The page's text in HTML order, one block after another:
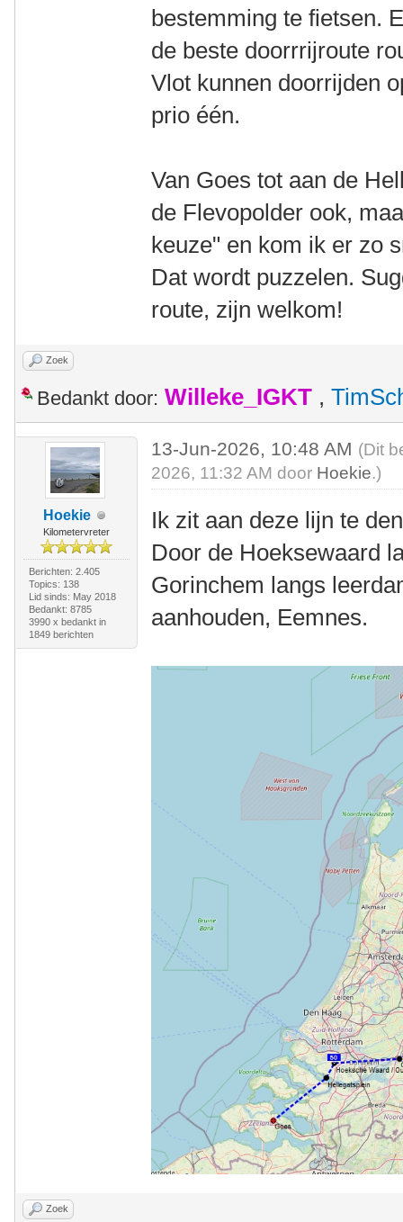
bestemming te fietsen.
de beste doorrrijroute
Vlot kunnen doorrijden
prio één.
Van Goes tot aan de
de Flevopolder ook,
keuze" en kom ik er zo
Dat wordt puzzelen.
route, zijn welkom!
Zoek
Bedankt door: Willeke_IGKT ,
Hoekie
Kilometervreter
Berichten: 2.405
Topics: 138
Lid sinds: May 2018
Bedankt: 8785
3990 x bedankt in
1849 berichten
13-Jun-2026, 10:48 AM (Dit
2026, 11:32 AM door Hoekie.)
Ik zit aan deze lijn te
Door de Hoeksewaard
Gorinchem langs
aanhouden, Eemnes.
Zoek